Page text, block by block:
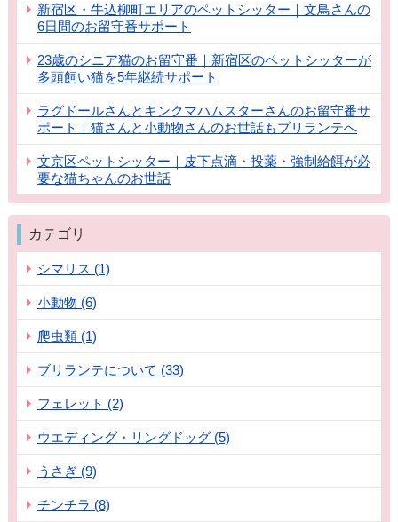
新宿区・牛込柳町エリアのペットシッター｜文鳥さんの
6日間のお留守番サポート
23歳のシニア猫のお留守番｜新宿区のペットシッターが
多頭飼い猫を5年継続サポート
ラグドールさんとキンクマハムスターさんのお留守番サ
ポート｜猫さんと小動物さんのお世話もブリランテへ
文京区ペットシッター｜皮下点滴・投薬・強制給餌が必
要な猫ちゃんのお世話
カテゴリ
シマリス (1)
小動物 (6)
爬虫類 (1)
ブリランテについて (33)
フェレット (2)
ウエディング・リングドッグ (5)
うさぎ (9)
チンチラ (8)